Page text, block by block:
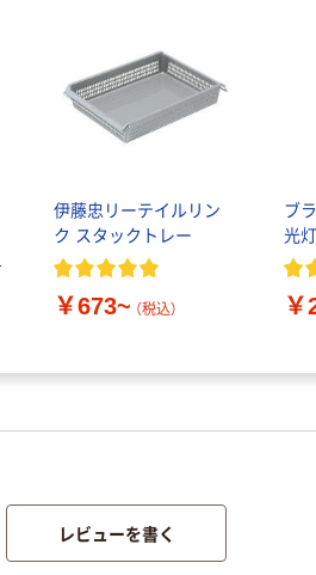
伊藤忠リーテイルリン
ク スタックトレー
￥673~ （税込）
ブ
光灯
￥
レビューを書く